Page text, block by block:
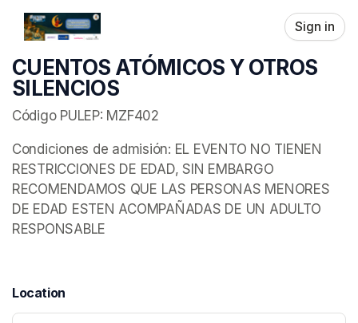
Skip header
Sign in
CUENTOS ATÓMICOS Y OTROS
SILENCIOS
Código PULEP: MZF402
Condiciones de admisión: EL EVENTO NO TIENEN
RESTRICCIONES DE EDAD, SIN EMBARGO
RECOMENDAMOS QUE LAS PERSONAS MENORES
DE EDAD ESTEN ACOMPAÑADAS DE UN ADULTO
RESPONSABLE
Location